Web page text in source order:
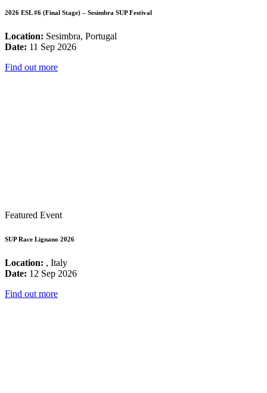
2026 ESL #6 (Final Stage) – Sesimbra SUP Festival
Location: Sesimbra, Portugal
Date: 11 Sep 2026
Find out more
Featured Event
SUP Race Lignano 2026
Location: , Italy
Date: 12 Sep 2026
Find out more